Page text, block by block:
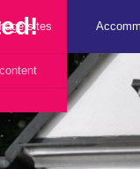
sites